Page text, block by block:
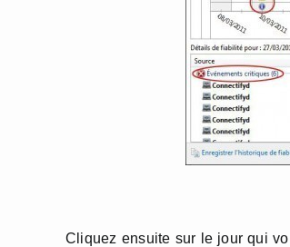
Cliquez ensuite sur le jour qui